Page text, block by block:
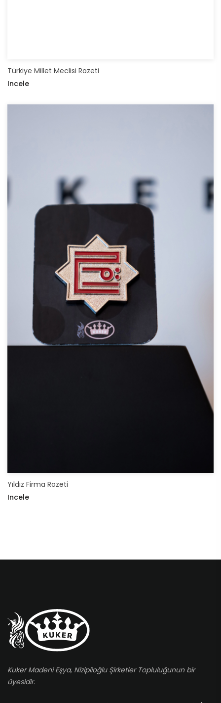
Türkiye Millet Meclisi Rozeti
Incele
Yıldız Firma Rozeti
Incele
Kuker Madeni Eşya, Niziplioğlu Şirketler Topluluğunun bir
üyesidir.